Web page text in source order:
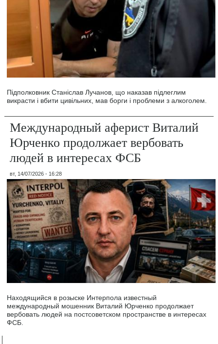
Підполковник Станіслав Лучанов, що наказав підлеглим
викрасти і вбити цивільних, мав борги і проблеми з алкоголем.
Международный аферист Виталий
Юрченко продолжает вербовать
людей в интересах ФСБ
вт, 14/07/2026 - 16:28
Находящийся в розыске Интерпола известный
международный мошенник Виталий Юрченко продолжает
вербовать людей на постсоветском пространстве в интересах
ФСБ.